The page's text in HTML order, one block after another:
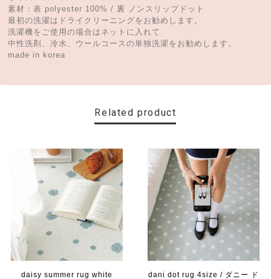
素材：表 polyester 100% / 裏 ノンスリップドット
最初の洗濯はドライクリーニングをお勧めします。
洗濯機をご使用の場合はネットに入れて
中性洗剤、冷水、ウールコースの単独洗濯をお勧めします。
made in korea
Related product
daisy summer rug white
dani dot rug 4size / ダニー ド